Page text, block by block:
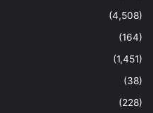
(4,508)
(164)
(1,451)
(38)
(228)